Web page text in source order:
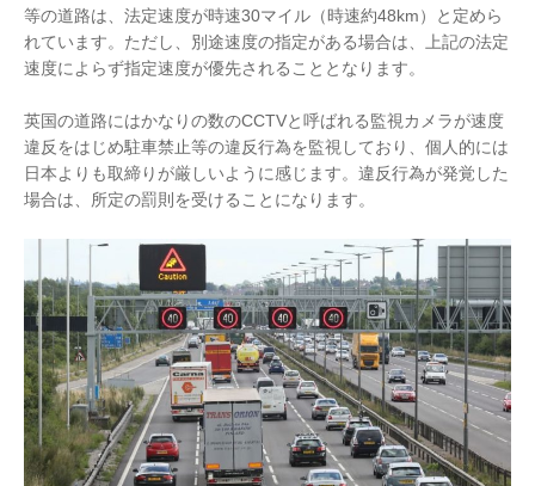
等の道路は、法定速度が時速30マイル（時速約48km）と定めら
れています。ただし、別途速度の指定がある場合は、上記の法定
速度によらず指定速度が優先されることとなります。
英国の道路にはかなりの数のCCTVと呼ばれる監視カメラが速度
違反をはじめ駐車禁止等の違反行為を監視しており、個人的には
日本よりも取締りが厳しいように感じます。違反行為が発覚した
場合は、所定の罰則を受けることになります。